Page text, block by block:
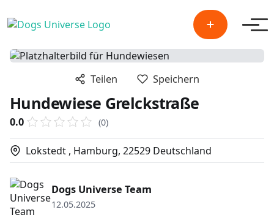
Teilen Speichern
Hundewiese Grelckstraße
0.0 (0)
Lokstedt , Hamburg, 22529 Deutschland
Dogs Universe Team
12.05.2025